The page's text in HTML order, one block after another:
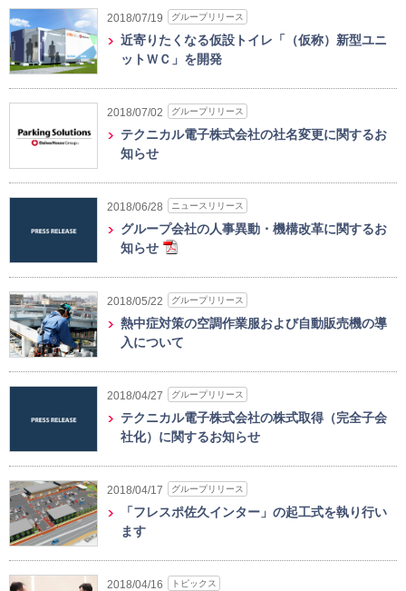
2018/07/19 グループリリース
近寄りたくなる仮設トイレ「（仮称）新型ユニ
ットＷＣ」を開発
2018/07/02 グループリリース
テクニカル電子株式会社の社名変更に関するお
知らせ
2018/06/28 ニュースリリース
グループ会社の人事異動・機構改革に関するお
知らせ
2018/05/22 グループリリース
熱中症対策の空調作業服および自動販売機の導
入について
2018/04/27 グループリリース
テクニカル電子株式会社の株式取得（完全子会
社化）に関するお知らせ
2018/04/17 グループリリース
「フレスポ佐久インター」の起工式を執り行い
ます
2018/04/16 トピックス